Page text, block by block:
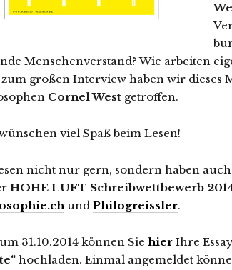
Menschenverstand? Wie arbeiten
großen Interview haben wir dieses
Cornel West getroffen.
viel Spaß beim Lesen!
nicht nur gern, sondern haben
HOHE LUFT Schreibwettbewerb
und Philogreissler.
31.10.2014 können Sie hier Ihre
hochladen. Einmal angemeldet